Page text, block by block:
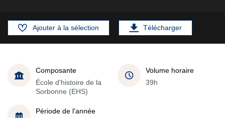
Ajouter à la sélection Télécharger
Composante
École d'histoire de la
Sorbonne (EHS)
Volume horaire
39h
Période de l'année